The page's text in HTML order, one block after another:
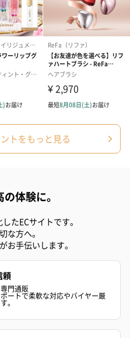
トをもっと見る
体験に。
たECサイトです。
な方へ。
お手伝いします。
頼
門通販
ートで柔軟な対応やバイヤー厳
。